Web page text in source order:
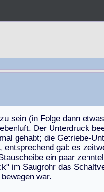
zu sein (in Folge dann etwas
ebenluft. Der Unterdruck be
mal gehabt; die Getriebe-Unt
, entsprechend gab es zeitw
tauscheibe ein paar zehntel
k" im Saugrohr das Schaltv
bewegen war.